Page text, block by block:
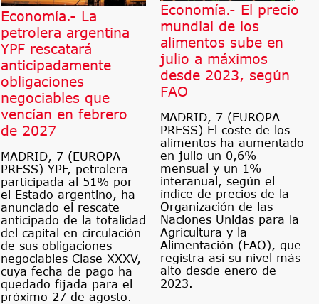
Economía.- La
petrolera argentina
YPF rescatará
anticipadamente
obligaciones
negociables que
vencían en febrero
de 2027
MADRID, 7 (EUROPA
PRESS) YPF, petrolera
participada al 51% por
el Estado argentino, ha
anunciado el rescate
anticipado de la totalidad
del capital en circulación
de sus obligaciones
negociables Clase XXXV,
cuya fecha de pago ha
quedado fijada para el
próximo 27 de agosto.
Economía.- El precio
mundial de los
alimentos sube en
julio a máximos
desde 2023, según
FAO
MADRID, 7 (EUROPA
PRESS) El coste de los
alimentos ha aumentado
en julio un 0,6%
mensual y un 1%
interanual, según el
índice de precios de la
Organización de las
Naciones Unidas para la
Agricultura y la
Alimentación (FAO), que
registra así su nivel más
alto desde enero de
2023.